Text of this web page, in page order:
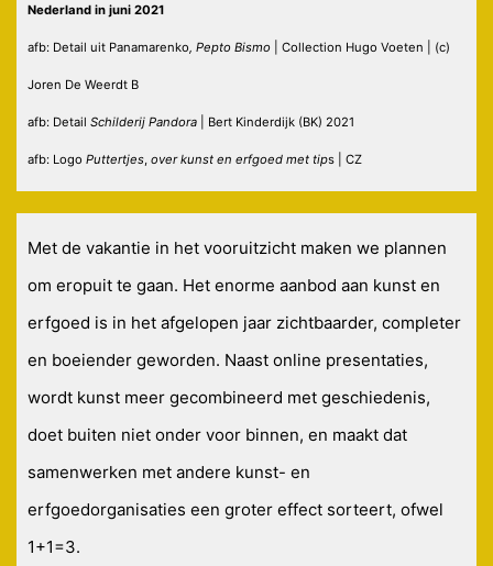
Nederland in juni 2021
afb: Detail uit Panamarenko, Pepto Bismo | Collection Hugo Voeten | (c)
Joren De Weerdt B
afb: Detail Schilderij Pandora | Bert Kinderdijk (BK) 2021
afb: Logo Puttertjes, over kunst en erfgoed met tips | CZ
Met de vakantie in het vooruitzicht maken we plannen
om eropuit te gaan. Het enorme aanbod aan kunst en
erfgoed is in het afgelopen jaar zichtbaarder, completer
en boeiender geworden. Naast online presentaties,
wordt kunst meer gecombineerd met geschiedenis,
doet buiten niet onder voor binnen, en maakt dat
samenwerken met andere kunst- en
erfgoedorganisaties een groter effect sorteert, ofwel
1+1=3.